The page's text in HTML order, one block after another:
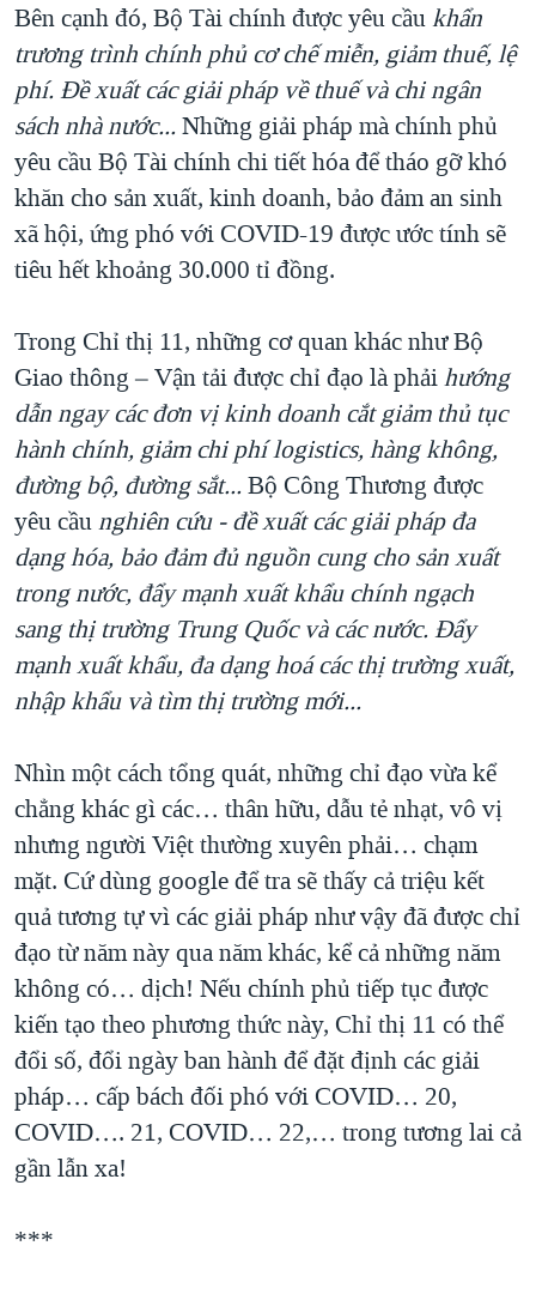
Bên cạnh đó, Bộ Tài chính được yêu cầukhẩn
trương trình chính phủ cơ chế miễn, giảm thuế, lệ
phí. Đề xuất các giải pháp về thuế và chi ngân
sách nhà nước... Những giải pháp mà chính phủ
yêu cầu Bộ Tài chính chi tiết hóa để tháo gỡ khó
khăn cho sản xuất, kinh doanh, bảo đảm an sinh
xã hội, ứng phó với COVID-19 được ước tính sẽ
tiêu hết khoảng 30.000 tỉ đồng.
Trong Chỉ thị 11, những cơ quan khác như Bộ
Giao thông – Vận tải được chỉ đạo là phảihướng
dẫn ngay các đơn vị kinh doanh cắt giảm thủ tục
hành chính, giảm chi phí logistics, hàng không,
đường bộ, đường sắt... Bộ Công Thương được
yêu cầunghiên cứu - đề xuất các giải pháp đa
dạng hóa, bảo đảm đủ nguồn cung cho sản xuất
trong nước, đẩy mạnh xuất khẩu chính ngạch
sang thị trường Trung Quốc và các nước. Đẩy
mạnh xuất khẩu, đa dạng hoá các thị trường xuất,
nhập khẩu và tìm thị trường mới...
Nhìn một cách tổng quát, những chỉ đạo vừa kể
chẳng khác gì các… thân hữu, dẫu tẻ nhạt, vô vị
nhưng người Việt thường xuyên phải… chạm
mặt. Cứ dùng google để tra sẽ thấy cả triệu kết
quả tương tự vì các giải pháp như vậy đã được chỉ
đạo từ năm này qua năm khác, kể cả những năm
không có… dịch! Nếu chính phủ tiếp tục được
kiến tạo theo phương thức này, Chỉ thị 11 có thể
đổi số, đổi ngày ban hành để đặt định các giải
pháp… cấp bách đối phó với COVID… 20,
COVID…. 21, COVID… 22,… trong tương lai cả
gần lẫn xa!
***